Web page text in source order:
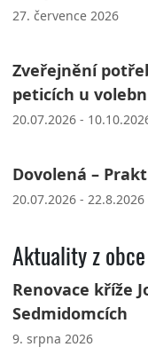
27. července 2026
Zveřejnění
peticích u
20.07.2026 -
Dovolená –
20.07.2026 - 22.8.2026
Aktuality z obce
Renovace kříže
Sedmidomcích
9. srpna 2026